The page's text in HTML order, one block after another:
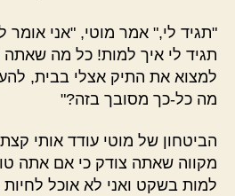
"תגיד לי," אמר מוטי, "אני אומר
תגיד לי איך למות! כל מה שאתה
למצוא את התיק אצלי בבית,
מה כל-כך מסובך בזה?"
הביטחון של מוטי עודד אותי
מקווה שאתה צודק כי אם אתה
למות בשקט ואני לא אוכל